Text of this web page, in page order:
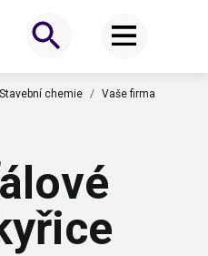
Stavební chemie Vaše firma